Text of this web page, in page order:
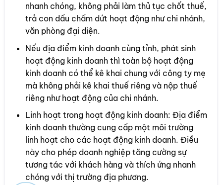
nhanh chóng, không phải làm thủ tục chốt thuế,
trả con dấu chấm dứt hoạt động như chi nhánh,
văn phòng đại diện.
Nếu địa điểm kinh doanh cùng tỉnh, phát sinh
hoạt động kinh doanh thì toàn bộ hoạt động
kinh doanh có thể kê khai chung với công ty mẹ
mà không phải kê khai thuế riêng và nộp thuế
riêng như hoạt động của chi nhánh.
Linh hoạt trong hoạt động kinh doanh: Địa điểm
kinh doanh thường cung cấp một môi trường
linh hoạt cho các hoạt động kinh doanh. Điều
này cho phép doanh nghiệp tăng cường sự
tương tác với khách hàng và thích ứng nhanh
chóng với thị trường địa phương.